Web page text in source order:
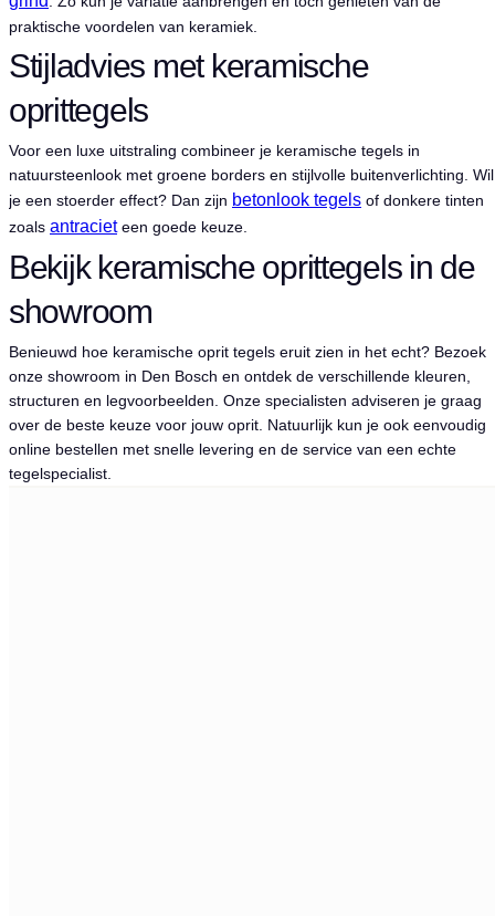
praktische voordelen van keramiek.
Stijladvies met keramische
oprittegels
Voor een luxe uitstraling combineer je keramische tegels in
natuursteenlook met groene borders en stijlvolle buitenverlichting. Wil
je een stoerder effect? Dan zijn betonlook tegels of donkere tinten
zoals antracieteen goede keuze.
Bekijk keramische oprittegels in de
showroom
Benieuwd hoe keramische oprit tegels eruit zien in het echt? Bezoek
onze showroom in Den Bosch en ontdek de verschillende kleuren,
structuren en legvoorbeelden. Onze specialisten adviseren je graag
over de beste keuze voor jouw oprit. Natuurlijk kun je ook eenvoudig
online bestellen met snelle levering en de service van een echte
tegelspecialist.